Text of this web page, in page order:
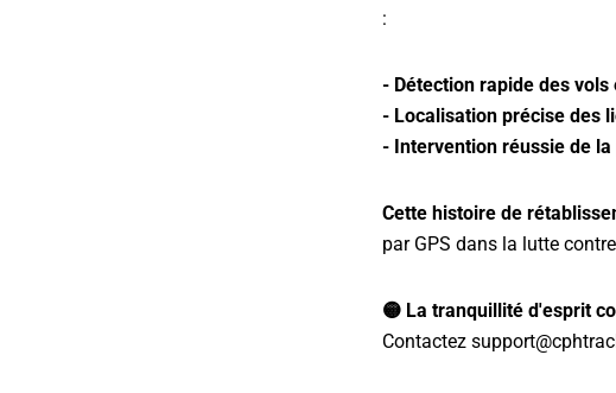
:
- Détection rapide des
- Localisation précise des
- Intervention réussie de la
Cette histoire de
par GPS dans la lutte
🟡 La tranquillité d'esprit
Contactez